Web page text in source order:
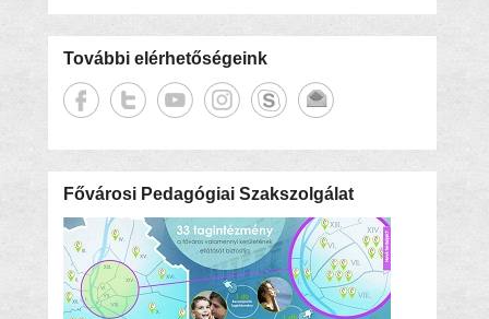
További elérhetőségeink
Fővárosi Pedagógiai Szakszolgálat